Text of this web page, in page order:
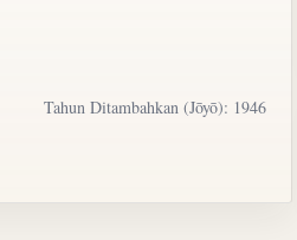
Tahun Ditambahkan (Jōyō): 1946